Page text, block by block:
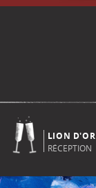
LION D'OR
RÉCEPTION